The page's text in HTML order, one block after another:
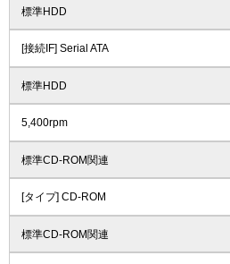
標準HDD
[接続IF] Serial ATA
標準HDD
5,400rpm
標準CD-ROM関連
[タイプ] CD-ROM
標準CD-ROM関連